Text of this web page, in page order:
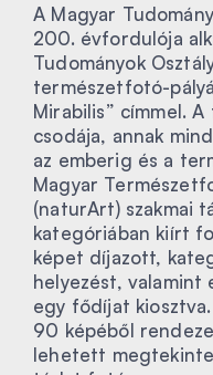
A Magyar
200. évfordulója
Tudományok
természetfotó-
Mirabilis” címmel.
csodája, annak
az emberig és a
Magyar
(naturArt) szakmai
kategóriában kiírt
képet díjazott,
helyezést,
egy fődíjat
90 képéből
lehetett